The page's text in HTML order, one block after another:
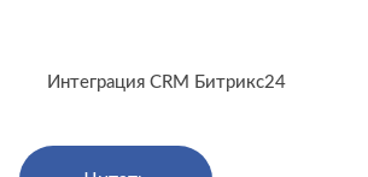
Интеграция CRM Битрикс24